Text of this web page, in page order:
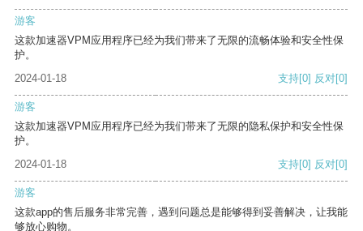
游客
这款加速器VPM应用程序已经为我们带来了无限的流畅体验和安全性保
护。
2024-01-18
支持[0] 反对[0]
游客
这款加速器VPM应用程序已经为我们带来了无限的隐私保护和安全性保
护。
2024-01-18
支持[0] 反对[0]
游客
这款app的售后服务非常完善，遇到问题总是能够得到妥善解决，让我能
够放心购物。